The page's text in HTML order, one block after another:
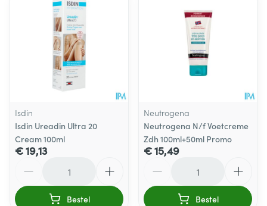
Isdin
Isdin Ureadin Ultra 20
Cream 100ml
€ 19,13
Bestel
Neutrogena
Neutrogena N/f Voetcreme
Zdh 100ml+50ml Promo
€ 15,49
Bestel